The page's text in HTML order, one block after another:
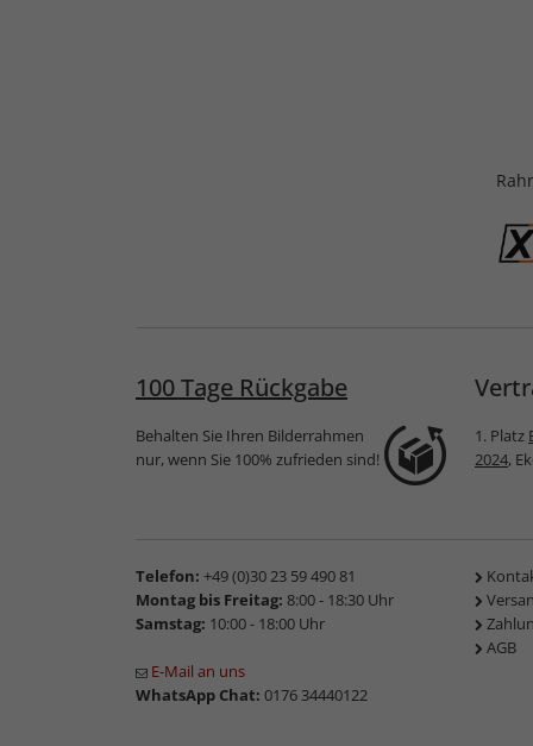
100 Tage Rückgabe
Behalten Sie Ihren Bilderrahmen
nur, wenn Sie 100% zufrieden sind!
1. Platz
2024,
Telefon: +49 (0)30 23 59 490 81
Montag bis Freitag: 8:00 - 18:30 Uhr
Samstag: 10:00 - 18:00 Uhr
E-Mail an uns
WhatsApp Chat: 0176 34440122
AGB